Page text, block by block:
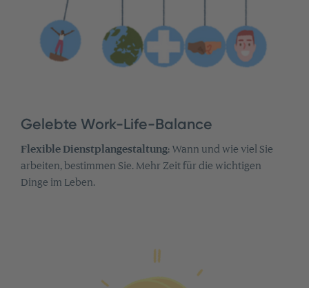
Gelebte Work-Life-Balance
Flexible Dienstplangestaltung: Wann und wie viel Sie
arbeiten, bestimmen Sie. Mehr Zeit für die wichtigen
Dinge im Leben.